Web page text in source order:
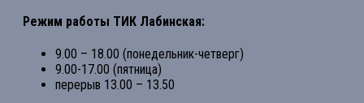
Режим работы ТИК Лабинская:
9.00 – 18.00 (понедельник-четверг)
9.00-17.00 (пятница)
перерыв 13.00 – 13.50